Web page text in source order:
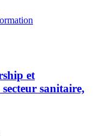
et
sanitaire,